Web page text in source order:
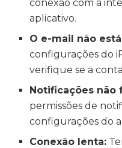
conexão com a
aplicativo.
O e-mail não
configurações do
verifique se a
Notificações não
permissões de
configurações do
Conexão lenta: